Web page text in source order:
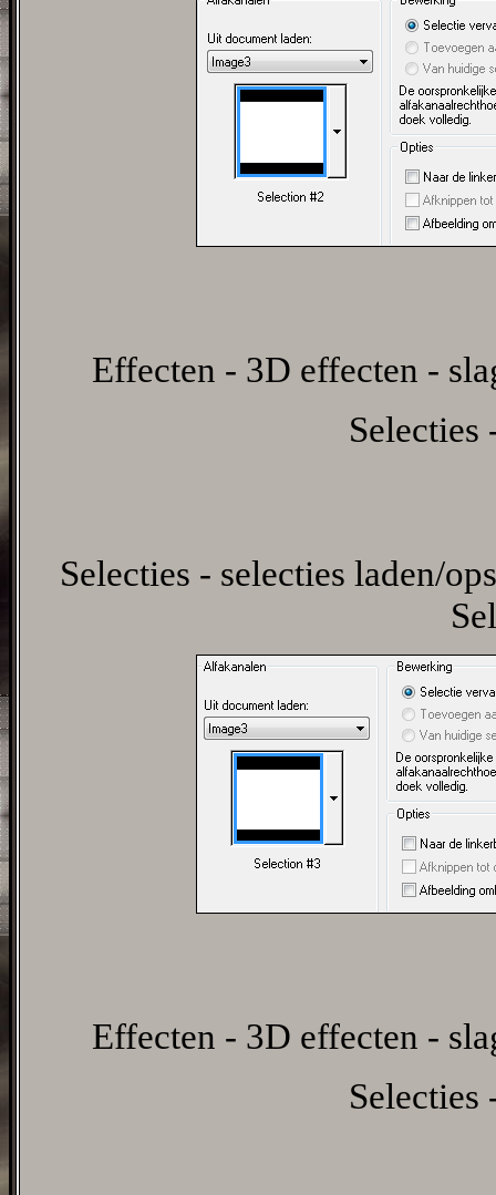
Effecten - 3D effecten -
Selecties
Selecties - selecties laden/
Effecten - 3D effecten -
Selecties